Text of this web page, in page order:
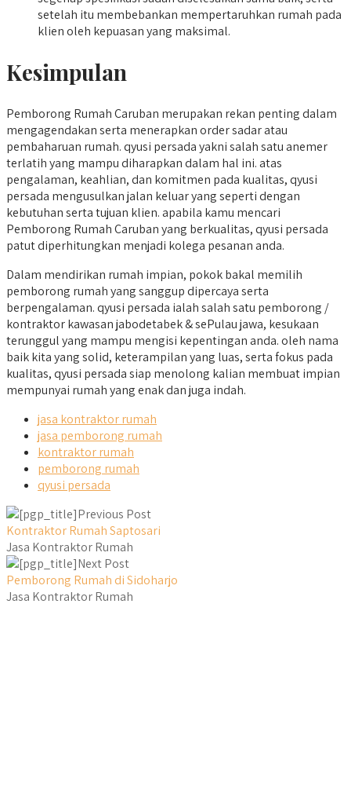
setelah itu membebankan mempertaruhkan rumah pada
klien oleh kepuasan yang maksimal.
Kesimpulan
Pemborong Rumah Caruban merupakan rekan penting dalam
mengagendakan serta menerapkan order sadar atau
pembaharuan rumah. qyusi persada yakni salah satu anemer
terlatih yang mampu diharapkan dalam hal ini. atas
pengalaman, keahlian, dan komitmen pada kualitas, qyusi
persada mengusulkan jalan keluar yang seperti dengan
kebutuhan serta tujuan klien. apabila kamu mencari
Pemborong Rumah Caruban yang berkualitas, qyusi persada
patut diperhitungkan menjadi kolega pesanan anda.
Dalam mendirikan rumah impian, pokok bakal memilih
pemborong rumah yang sanggup dipercaya serta
berpengalaman. qyusi persada ialah salah satu pemborong /
kontraktor kawasan jabodetabek & sePulau jawa, kesukaan
terunggul yang mampu mengisi kepentingan anda. oleh nama
baik kita yang solid, keterampilan yang luas, serta fokus pada
kualitas, qyusi persada siap menolong kalian membuat impian
mempunyai rumah yang enak dan juga indah.
jasa kontraktor rumah
jasa pemborong rumah
kontraktor rumah
pemborong rumah
qyusi persada
Previous Post
Kontraktor Rumah Saptosari
Jasa Kontraktor Rumah
Next Post
Pemborong Rumah di Sidoharjo
Jasa Kontraktor Rumah